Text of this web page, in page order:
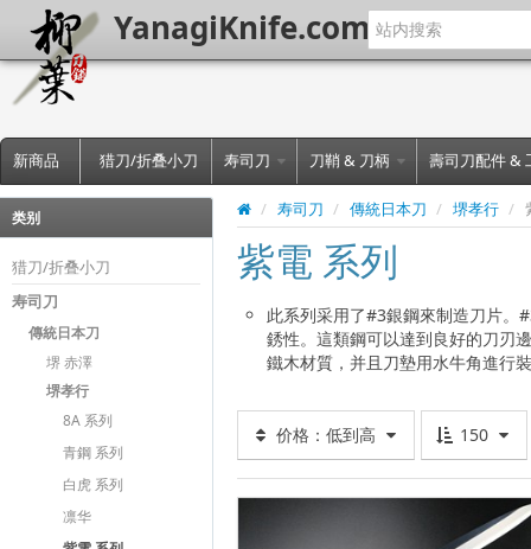
YanagiKnife.com
新商品 猎刀/折叠小刀 寿司刀 刀鞘 & 刀柄 壽司刀配件 &
类别
猎刀/折叠小刀
寿司刀
傳統日本刀
堺 赤澤
堺孝行
8A 系列
青鋼 系列
白虎 系列
凛华
/ 寿司刀 / 傳統日本刀 / 堺孝行 /
紫電 系列
此系列采用了#3銀鋼來制造刀片。
銹性。這類鋼可以達到良好的刀刃
鐵木材質，并且刀墊用水牛角進行
价格：低到高 150